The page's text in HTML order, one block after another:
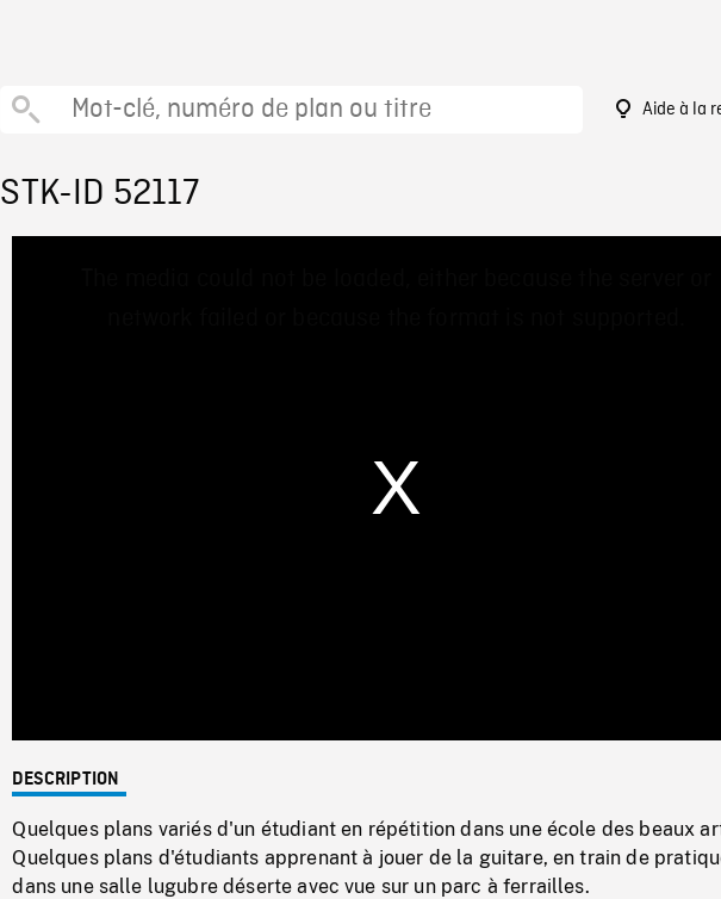
Aide à la
STK-ID 52117
0%
DESCRIPTION
Quelques plans variés d'un étudiant en répétition dans une école des beaux
Quelques plans d'étudiants apprenant à jouer de la guitare, en train de
dans une salle lugubre déserte avec vue sur un parc à ferrailles.